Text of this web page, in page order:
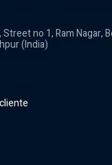
no 1, Ram Nagar,
(India)